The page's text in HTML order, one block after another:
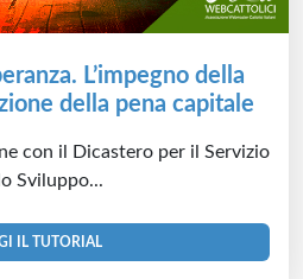
L’impegno della
della pena capitale
con il Dicastero per il Servizio
Sviluppo...
IL TUTORIAL